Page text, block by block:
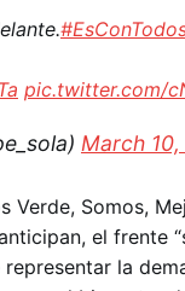
pic.twitter.com/
March
Somos,
el
la